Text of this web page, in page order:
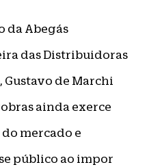
da Abegás
das Distribuidoras
Gustavo de Marchi
ainda exerce
mercado e
público ao impor